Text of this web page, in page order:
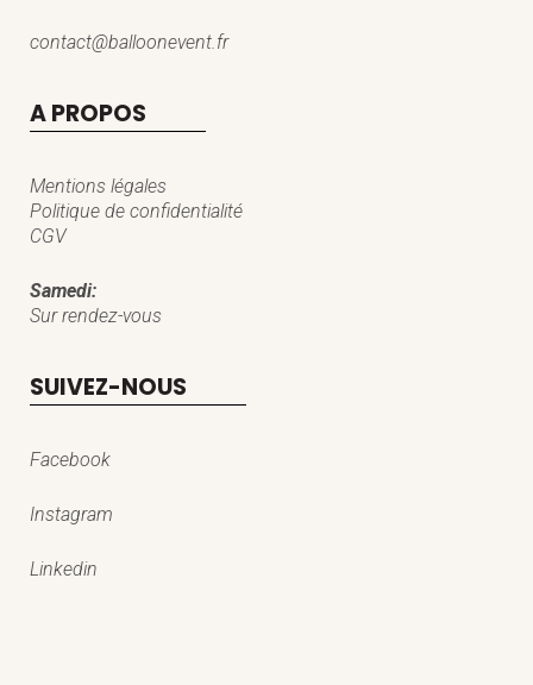
contact@balloonevent.fr
A PROPOS
Mentions légales
Politique de confidentialité
CGV
Samedi:
Sur rendez-vous
SUIVEZ-NOUS
Facebook
Instagram
Linkedin